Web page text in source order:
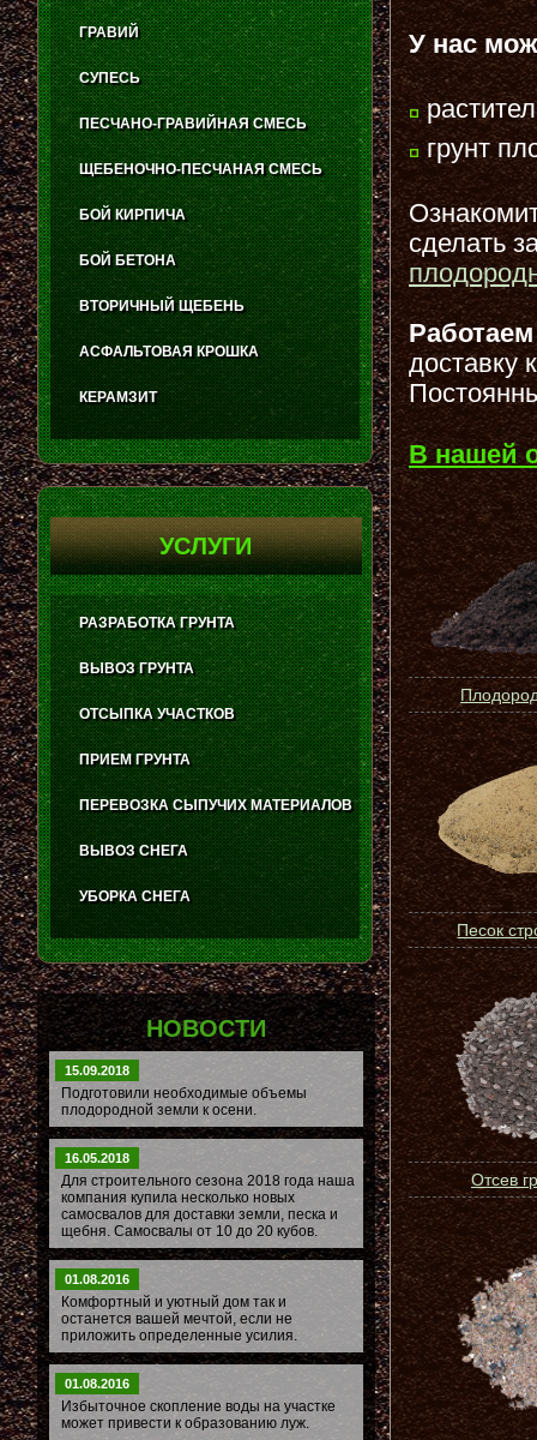
У нас
грунт
сделать
доставку
В нашей
Песок
Отсев
ГРАВИЙ
СУПЕСЬ
ПЕСЧАНО-ГРАВИЙНАЯ СМЕСЬ
ЩЕБЕНОЧНО-ПЕСЧАНАЯ СМЕСЬ
БОЙ КИРПИЧА
БОЙ БЕТОНА
ВТОРИЧНЫЙ ЩЕБЕНЬ
АСФАЛЬТОВАЯ КРОШКА
КЕРАМЗИТ
УСЛУГИ
РАЗРАБОТКА ГРУНТА
ВЫВОЗ ГРУНТА
ОТСЫПКА УЧАСТКОВ
ПРИЕМ ГРУНТА
ПЕРЕВОЗКА СЫПУЧИХ МАТЕРИАЛОВ
ВЫВОЗ СНЕГА
УБОРКА СНЕГА
НОВОСТИ
15.09.2018
Подготовили необходимые объемы
плодородной земли к осени.
16.05.2018
Для строительного сезона 2018 года наша
компания купила несколько новых
самосвалов для доставки земли, песка и
щебня. Самосвалы от 10 до 20 кубов.
01.08.2016
Комфортный и уютный дом так и
останется вашей мечтой, если не
приложить определенные усилия.
01.08.2016
Избыточное скопление воды на участке
может привести к образованию луж.